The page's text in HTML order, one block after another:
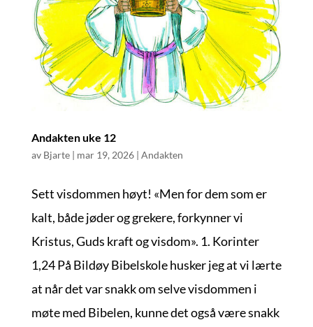
Andakten uke 12
av Bjarte| mar 19, 2026| Andakten
Sett visdommen høyt! «Men for dem som er
kalt, både jøder og grekere, forkynner vi
Kristus, Guds kraft og visdom». 1. Korinter
1,24 På Bildøy Bibelskole husker jeg at vi lærte
at når det var snakk om selve visdommen i
møte med Bibelen, kunne det også være snakk